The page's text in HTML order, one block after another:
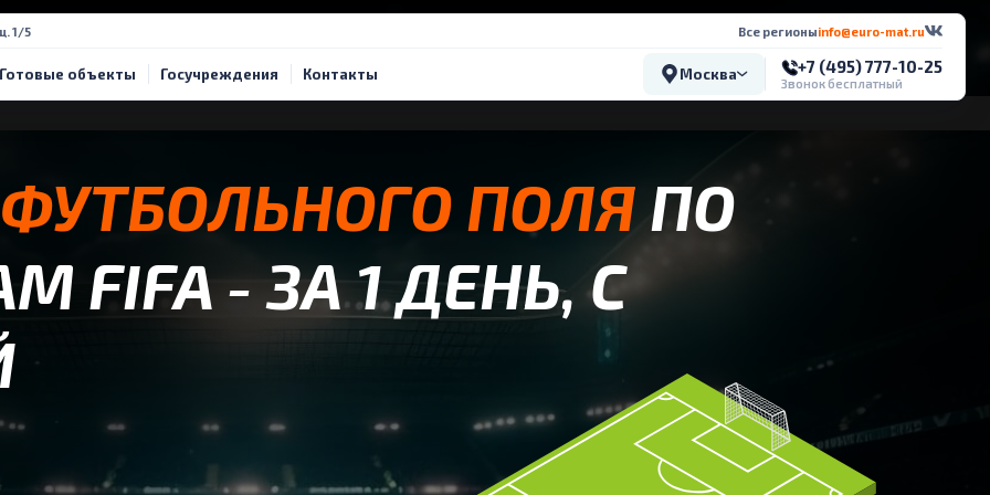
1/5 Все регионыinfo@euro-mat.ru
Готовые объекты Госучреждения Контакты Москва +7 (495) 777-10-25
Звонок бесплатный
ПОЛЯПО
FIFA - ЗА 1 ДЕНЬ, С